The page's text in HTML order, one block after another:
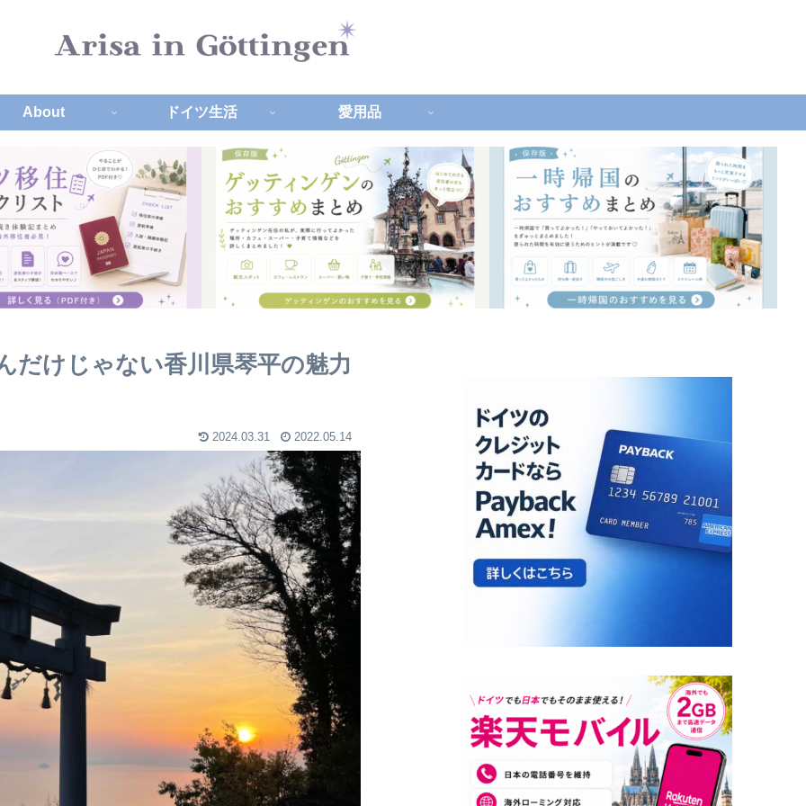
About ドイツ生活 愛用品
だけじゃない香川県琴平の魅力
2024.03.31 2022.05.14